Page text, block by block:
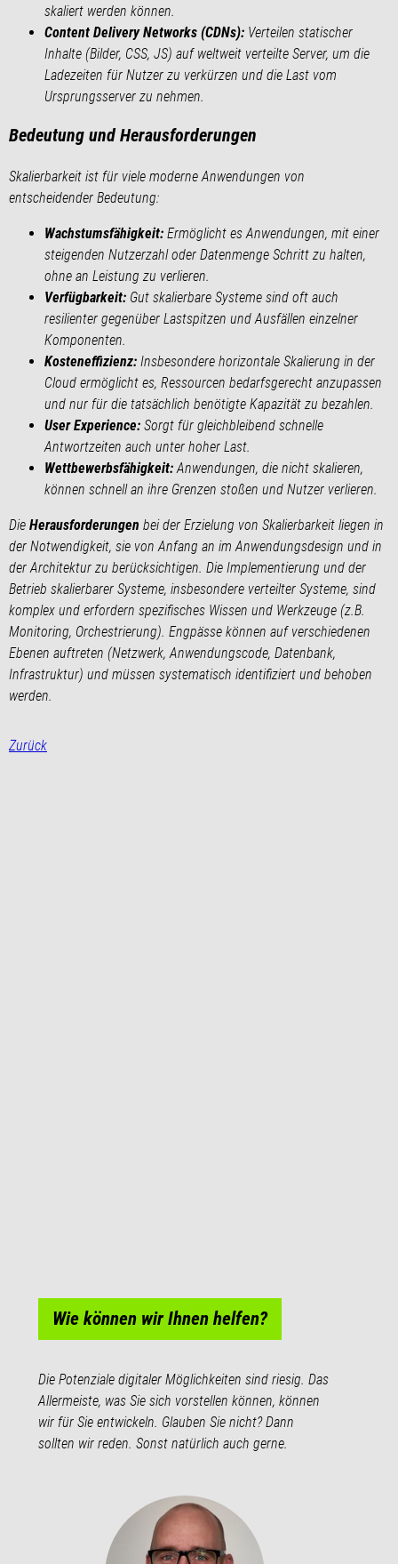
skaliert werden können.
Content Delivery Networks (CDNs): Verteilen statischer
Inhalte (Bilder, CSS, JS) auf weltweit verteilte Server, um die
Ladezeiten für Nutzer zu verkürzen und die Last vom
Ursprungsserver zu nehmen.
Bedeutung und Herausforderungen
Skalierbarkeit ist für viele moderne Anwendungen von
entscheidender Bedeutung:
Wachstumsfähigkeit: Ermöglicht es Anwendungen, mit einer
steigenden Nutzerzahl oder Datenmenge Schritt zu halten,
ohne an Leistung zu verlieren.
Verfügbarkeit: Gut skalierbare Systeme sind oft auch
resilienter gegenüber Lastspitzen und Ausfällen einzelner
Komponenten.
Kosteneffizienz: Insbesondere horizontale Skalierung in der
Cloud ermöglicht es, Ressourcen bedarfsgerecht anzupassen
und nur für die tatsächlich benötigte Kapazität zu bezahlen.
User Experience: Sorgt für gleichbleibend schnelle
Antwortzeiten auch unter hoher Last.
Wettbewerbsfähigkeit:Anwendungen, die nicht skalieren,
können schnell an ihre Grenzen stoßen und Nutzer verlieren.
Die Herausforderungen bei der Erzielung von Skalierbarkeit liegen in
der Notwendigkeit, sie von Anfang an im Anwendungsdesign und in
der Architektur zu berücksichtigen. Die Implementierung und der
Betrieb skalierbarer Systeme, insbesondere verteilter Systeme, sind
komplex und erfordern spezifisches Wissen und Werkzeuge (z.B.
Monitoring, Orchestrierung). Engpässe können auf verschiedenen
Ebenen auftreten (Netzwerk, Anwendungscode, Datenbank,
Infrastruktur) und müssen systematisch identifiziert und behoben
werden.
Zurück
Wie können wir Ihnen helfen?
Die Potenziale digitaler Möglichkeiten sind riesig. Das
Allermeiste, was Sie sich vorstellen können, können
wir für Sie entwickeln. Glauben Sie nicht? Dann
sollten wir reden. Sonst natürlich auch gerne.